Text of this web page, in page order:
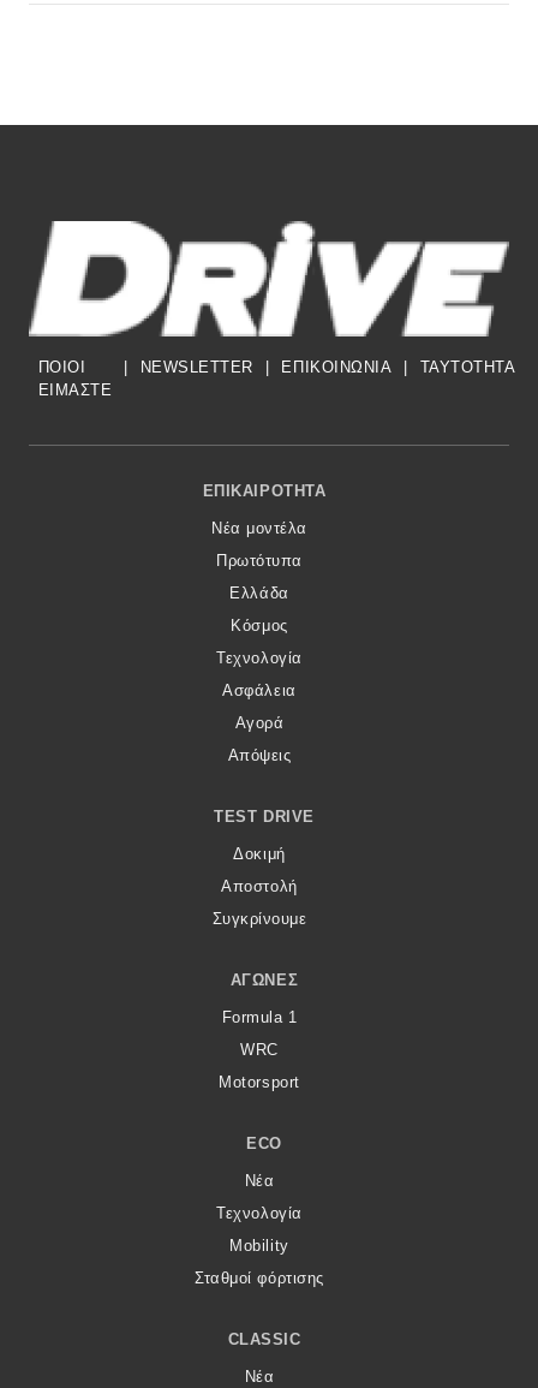
ΠΟΙΟΙ
ΕΙΜΑΣΤΕ
NEWSLETTER ΕΠΙΚΟΙΝΩΝΙΑ TAYTOTHTA
Footer Menu
ΕΠΙΚΑΙΡΌΤΗΤΑ
Νέα μοντέλα
Πρωτότυπα
Ελλάδα
Κόσμος
Τεχνολογία
Ασφάλεια
Αγορά
Απόψεις
TEST DRIVE
Δοκιμή
Αποστολή
Συγκρίνουμε
ΑΓΏΝΕΣ
Formula 1
WRC
Motorsport
ECO
Νέα
Τεχνολογία
Mobility
Σταθμοί φόρτισης
CLASSIC
Νέα